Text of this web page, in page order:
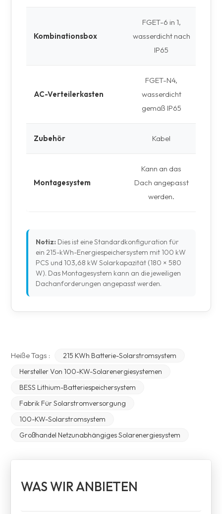
Kombinationsbox
FGET-6 in 1,
wasserdicht nach
IP65
AC-Verteilerkasten
FGET-N4,
wasserdicht
gemäß IP65
Zubehör Kabel
Montagesystem
Kann an das
Dach angepasst
werden.
Notiz: Dies ist eine Standardkonfiguration für
ein 215-kWh-Energiespeichersystem mit 100 kW
PCS und 103,68 kW Solarkapazität (180 × 580
W). Das Montagesystem kann an die jeweiligen
Dachanforderungen angepasst werden.
Heiße Tags :
215 KWh Batterie-Solarstromsystem
Hersteller Von 100-KW-Solarenergiesystemen
BESS Lithium-Batteriespeichersystem
Fabrik Für Solarstromversorgung
100-KW-Solarstromsystem
Großhandel Netzunabhängiges Solarenergiesystem
WAS WIR ANBIETEN